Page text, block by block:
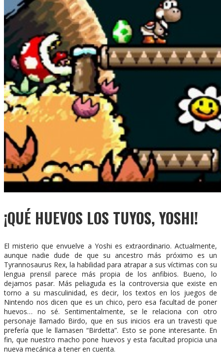
¡QUÉ HUEVOS LOS TUYOS, YOSHI!
El misterio que envuelve a Yoshi es extraordinario. Actualmente,
aunque nadie dude de que su ancestro más próximo es un
Tyrannosaurus Rex, la habilidad para atrapar a sus víctimas con su
lengua prensil parece más propia de los anfibios. Bueno, lo
dejamos pasar. Más peliaguda es la controversia que existe en
torno a su masculinidad, es decir, los textos en los juegos de
Nintendo nos dicen que es un chico, pero esa facultad de poner
huevos… no sé. Sentimentalmente, se le relaciona con otro
personaje llamado Birdo, que en sus inicios era un travesti que
prefería que le llamasen “Birdetta”. Esto se pone interesante. En
fin, que nuestro macho pone huevos y esta facultad propicia una
nueva mecánica a tener en cuenta.